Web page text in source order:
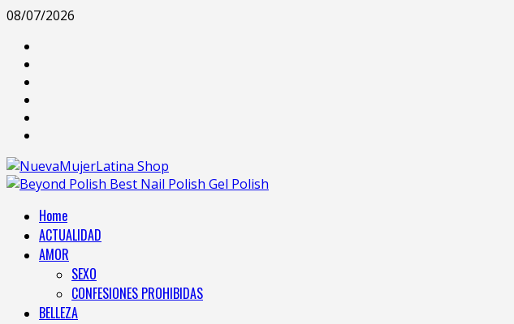
08/07/2026
Home
ACTUALIDAD
AMOR
SEXO
CONFESIONES PROHIBIDAS
BELLEZA